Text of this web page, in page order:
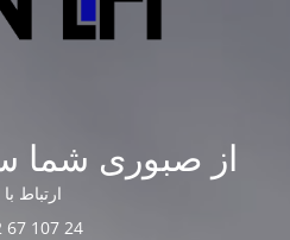
از صبوری شما
ارتباط
24 107 67 0912